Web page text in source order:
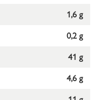
1,6 g
0,2 g
41 g
4,6 g